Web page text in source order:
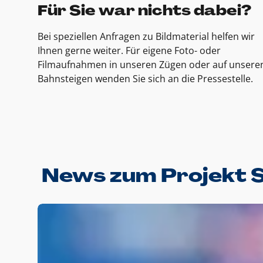
Für Sie war nichts dabei?
Bei speziellen Anfragen zu Bildmaterial helfen wir
Ihnen gerne weiter. Für eigene Foto- oder
Filmaufnahmen in unseren Zügen oder auf
Bahnsteigen wenden Sie sich an die Pressestelle.
News zum Projekt